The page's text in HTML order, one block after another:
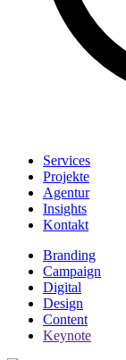
Services
Projekte
Agentur
Insights
Kontakt
Branding
Campaign
Digital
Design
Content
Keynote